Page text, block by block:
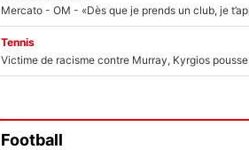
Tennis
Football